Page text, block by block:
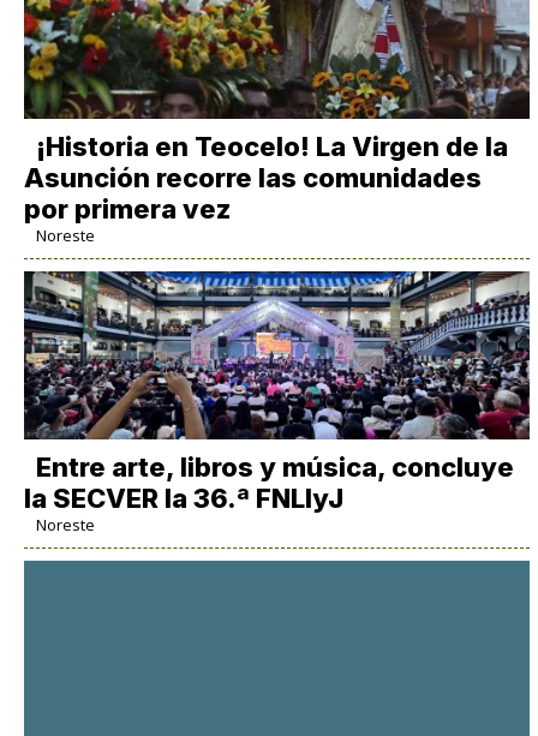
​¡Historia en Teocelo! La Virgen de la
Asunción recorre las comunidades
por primera vez
Noreste
Entre arte, libros y música, concluye
la SECVER la 36.ª FNLIyJ
Noreste